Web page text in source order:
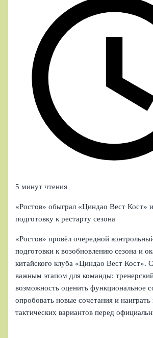
5 минут чтения
«Ростов» обыграл «Циндао Вест Кост»
подготовку к рестарту сезона
«Ростов» провёл очередной
подготовки к возобновлению сезона и
китайского клуба «Циндао Вест Кост».
важным этапом для команды:
возможность оценить функциональное
опробовать новые сочетания и наиграть
тактических вариантов перед